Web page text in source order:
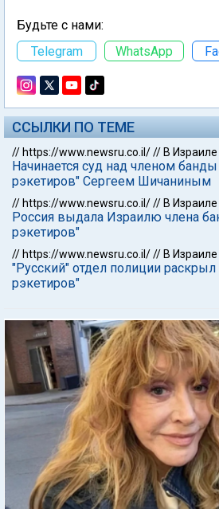
Будьте с нами:
Telegram
WhatsApp
ССЫЛКИ ПО ТЕМЕ
// https://www.newsru.co.il/// В Израиле
Начинается суд над членом
рэкетиров" Сергеем Шичаниным
// https://www.newsru.co.il/// В Израиле
Россия выдала Израилю члена
рэкетиров"
// https://www.newsru.co.il/// В Израиле
"Русский" отдел полиции
рэкетиров"